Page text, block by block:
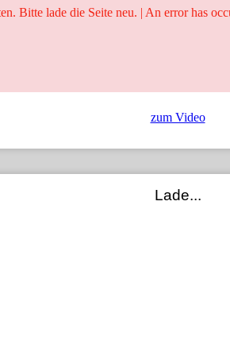
zum Video
Lade...
Bitte lade die Seite neu. | An error has